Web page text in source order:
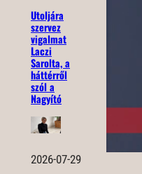
Utoljára
szervez
vigalmat
Laczi
Sarolta, a
háttérről
szól a
Nagyító
2026-07-29